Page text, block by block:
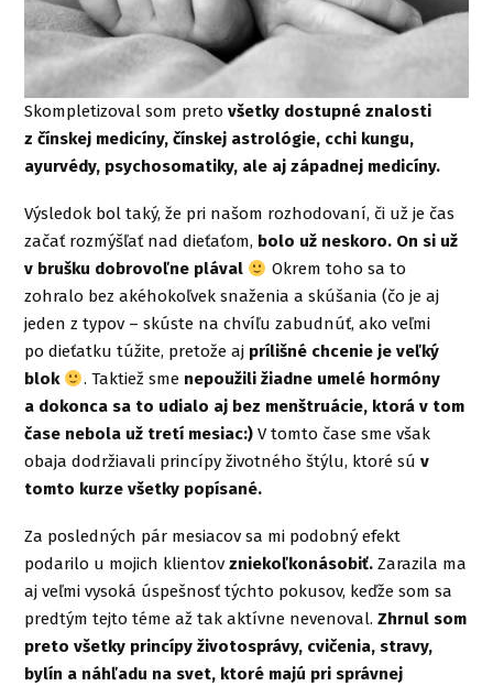
Skompletizoval som pretovšetky dostupné znalosti
z čínskej medicíny, čínskej astrológie, cchi kungu,
ayurvédy, psychosomatiky, ale aj západnej medicíny.
Výsledok bol taký, že pri našom rozhodovaní, či už je čas
začať rozmýšľať nad dieťaťom, bolo už neskoro. On si už
v brušku dobrovoľne plával
Okrem toho sa to
zohralo bez akéhokoľvek snaženia a skúšania (čo je aj
jeden z typov – skúste na chvíľu zabudnúť, ako veľmi
po dieťatku túžite, pretože aj prílišné chcenie je veľký
blok
. Taktiež sme nepoužili žiadne umelé hormóny
a dokonca sa to udialo aj bez menštruácie, ktorá v tom
čase nebola už tretí mesiac:) V tomto čase sme však
obaja dodržiavali princípy životného štýlu, ktoré súv
tomto kurze všetky popísané.
Za posledných pár mesiacov sa mi podobný efekt
podarilo u mojich klientovzniekoľkonásobiť. Zarazila ma
aj veľmi vysoká úspešnosť týchto pokusov, keďže som sa
predtým tejto téme až tak aktívne nevenoval.Zhrnul som
preto všetky princípy životosprávy, cvičenia, stravy,
bylín a náhľadu na svet, ktoré majú pri správnej